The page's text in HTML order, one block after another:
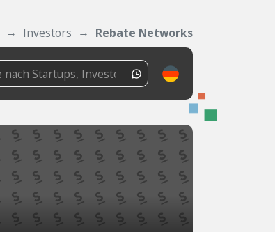
Investors Rebate Networks